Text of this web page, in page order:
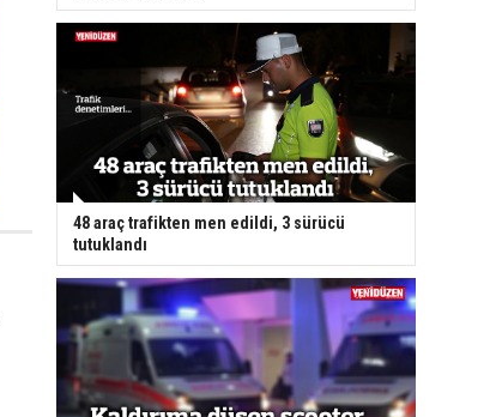
48 araç trafikten men edildi, 3 sürücü
tutuklandı